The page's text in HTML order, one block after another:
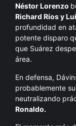
Néstor Lorenzo
Richard Ríos y
profundidad en
potente disparo
que Suárez
área.
En defensa,
probablemente
neutralizando
Ronaldo.